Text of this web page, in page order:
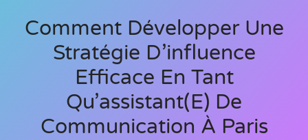
Comment Développer Une
Stratégie D’influence
Efficace En Tant
Qu’assistant(e) De
Communication À Paris